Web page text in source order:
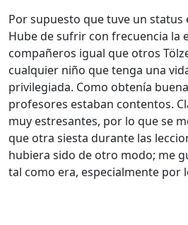
Por supuesto que tuve un status
Hube de sufrir con frecuencia la
compañeros igual que otros
cualquier niño que tenga una
privilegiada. Como obtenía
profesores estaban contentos.
muy estresantes, por lo que se
que otra siesta durante las
hubiera sido de otro modo; me
tal como era, especialmente por